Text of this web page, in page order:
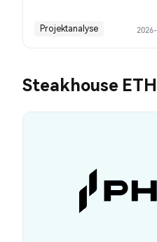
Projektanalyse
Steakhouse